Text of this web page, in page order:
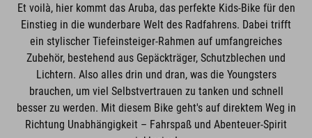
Et voilà, hier kommt das Aruba, das perfekte Kids-Bike für den
Einstieg in die wunderbare Welt des Radfahrens. Dabei trifft
ein stylischer Tiefeinsteiger-Rahmen auf umfangreiches
Zubehör, bestehend aus Gepäckträger, Schutzblechen und
Lichtern. Also alles drin und dran, was die Youngsters
brauchen, um viel Selbstvertrauen zu tanken und schnell
besser zu werden. Mit diesem Bike geht's auf direktem Weg in
Richtung Unabhängigkeit – Fahrspaß und Abenteuer-Spirit